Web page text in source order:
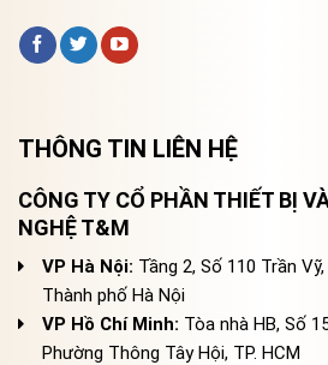
THÔNG TIN LIÊN HỆ
CÔNG TY CỔ PHẦN THIẾT BỊ
NGHỆ T&M
VP Hà Nội: Tầng 2, Số 110 Trần
Thành phố Hà Nội
VP Hồ Chí Minh: Tòa nhà HB, Số
Phường Thông Tây Hội, TP. HCM